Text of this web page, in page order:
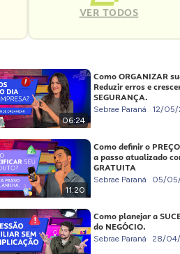
VER TODOS
06:24
Como ORGANIZAR
Reduzir erros e
SEGURANÇA.
Sebrae Paraná 12/
11:20
Como definir o
a passo atualizado
GRATUITA
Sebrae Paraná 05/
Como planejar a
do NEGÓCIO.
Sebrae Paraná 28/